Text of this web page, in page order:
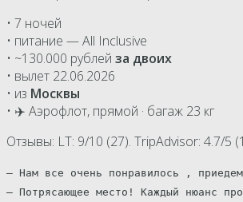
• 7 ночей
• питание — All Inclusive
• ~130.000 рублей за двоих
• вылет 22.06.2026
• из Москвы
• ✈️ Аэрофлот, прямой · багаж 23 кг
Отзывы: LT: 9/10 (27). TripAdvisor: 4.7/5
— Нам все очень понравилось ,
— Потрясающее место! Каждый нюанс